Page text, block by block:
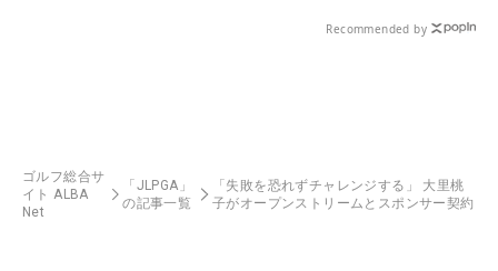
Recommended by
ゴルフ総合サ
イト ALBA
Net
「JLPGA」
の記事一覧
「失敗を恐れずチャレンジする」 大里桃
子がオープンストリームとスポンサー契約